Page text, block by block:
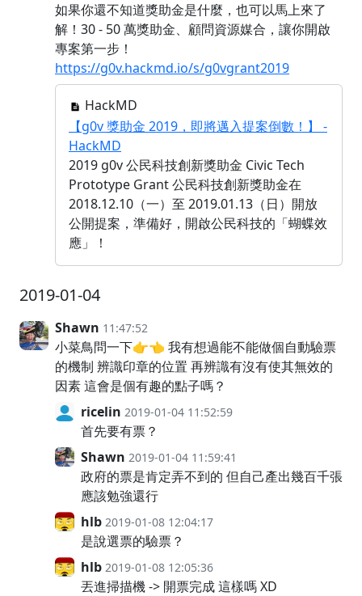
如果你還不知道獎助金是什麼，也可以馬上來了
解！30 - 50 萬獎助金、顧問資源媒合，讓你開啟
專案第一步！
https://g0v.hackmd.io/s/g0vgrant2019
HackMD
【g0v 獎助金 2019，即將邁入提案倒數！】 -
HackMD
2019 g0v 公民科技創新獎助金 Civic Tech
Prototype Grant 公民科技創新獎助金在
2018.12.10（一）至 2019.01.13（日）開放
公開提案，準備好，開啟公民科技的「蝴蝶效
應」！
2019-01-04
Shawn 11:47:52
小菜鳥問一下👉👈 我有想過能不能做個自動驗票
的機制 辨識印章的位置 再辨識有沒有使其無效的
因素 這會是個有趣的點子嗎？
ricelin 2019-01-04 11:52:59
首先要有票？
Shawn 2019-01-04 11:59:41
政府的票是肯定弄不到的 但自己產出幾百千張
應該勉強還行
hlb 2019-01-08 12:04:17
是說選票的驗票？
hlb 2019-01-08 12:05:36
丟進掃描機 -> 開票完成 這樣嗎 XD